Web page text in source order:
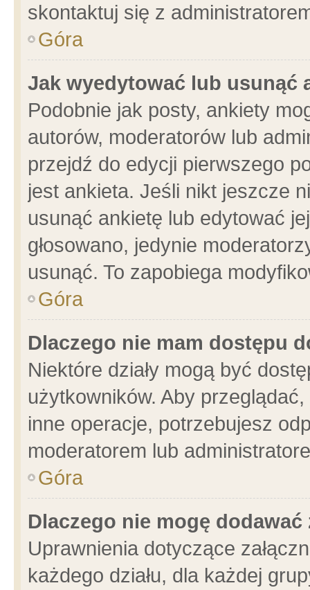
skontaktuj się z
Góra
Jak wyedytować lub usunąć
Podobnie jak posty, ankiety
autorów, moderatorów lub
przejdź do edycji pierwszego
jest ankieta. Jeśli nikt jeszcze
usunąć ankietę lub edytować
głosowano, jedynie
usunąć. To zapobiega
Góra
Dlaczego nie mam dostępu
Niektóre działy mogą być
użytkowników. Aby
inne operacje, potrzebujesz
moderatorem lub
Góra
Dlaczego nie mogę dodawać
Uprawnienia dotyczące
każdego działu, dla każdej